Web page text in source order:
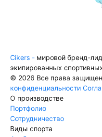
Cikers - мировой бренд-
экипированных
© 2026 Все права
конфиденциальности
О производстве
Портфолио
Сотрудничество
Виды спорта